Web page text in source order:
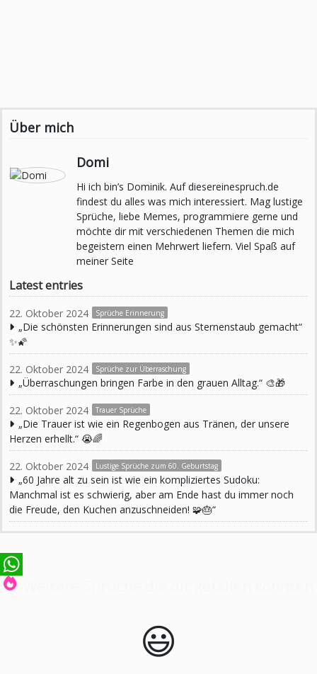
Über mich
Domi
Hi ich bin’s Dominik. Auf diesereinespruch.de
findest du alles was mich interessiert. Mag lustige
Sprüche, liebe Memes, programmiere gerne und
möchte dir mit verschiedenen Themen die mich
begeistern einen Mehrwert liefern. Viel Spaß auf
meiner Seite
Latest entries
22. Oktober 2024 Sprüche Erinnerung
„Die schönsten Erinnerungen sind aus Sternenstaub gemacht“
✨🌠
22. Oktober 2024 Sprüche zur Überraschung
„Überraschungen bringen Farbe in den grauen Alltag.“ 🎨🎁
22. Oktober 2024 Trauer Sprüche
„Die Trauer ist wie ein Regenbogen aus Tränen, der unsere
Herzen erhellt.“ 😭🌈
22. Oktober 2024 Lustige Sprüche zum 60. Geburtstag
„60 Jahre alt zu sein ist wie ein kompliziertes Sudoku:
Manchmal ist es schwierig, aber am Ende hast du immer noch
die Freude, den Kuchen anzuschneiden! 🧩🎂“
WhatsApp
Weitere Sprüche die dir gefallen könnten
😃️